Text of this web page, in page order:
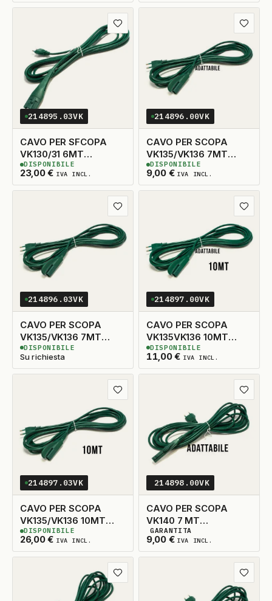
Aggiungi ai preferiti
214895.03VK
CAVO PER SFCOPA
VK130/31 6MT
ORIGINALE
23,00€ IVA INCL.
3DISPONIBILI
DISPONIBILE
214896.00VK
CAVO PER SCOPA
VK135/VK136 7MT
ADATTABILE
9,00 € IVA INCL.
3DISPONIBILI
DISPONIBILE
Aggiungi ai preferiti
214896.03VK
CAVO PER SCOPA
VK135/VK136 7MT
ORIGINALE
Su richiesta
3DISPONIBILI
DISPONIBILE
214897.00VK
CAVO PER SCOPA
VK135VK136 10MT
ADATTABILE
11,00€ IVA INCL.
3DISPONIBILI
DISPONIBILE
Aggiungi ai preferiti
214897.03VK
CAVO PER SCOPA
VK135/VK136 10MT
ORIGINALE
26,00€ IVA INCL.
3DISPONIBILI
DISPONIBILE
214898.00VK
CAVO PER SCOPA
VK140 7 MT
ADATTABILE
9,00 € IVA INCL.
3DISPONIBILI
GARANTITA
Aggiungi ai preferiti